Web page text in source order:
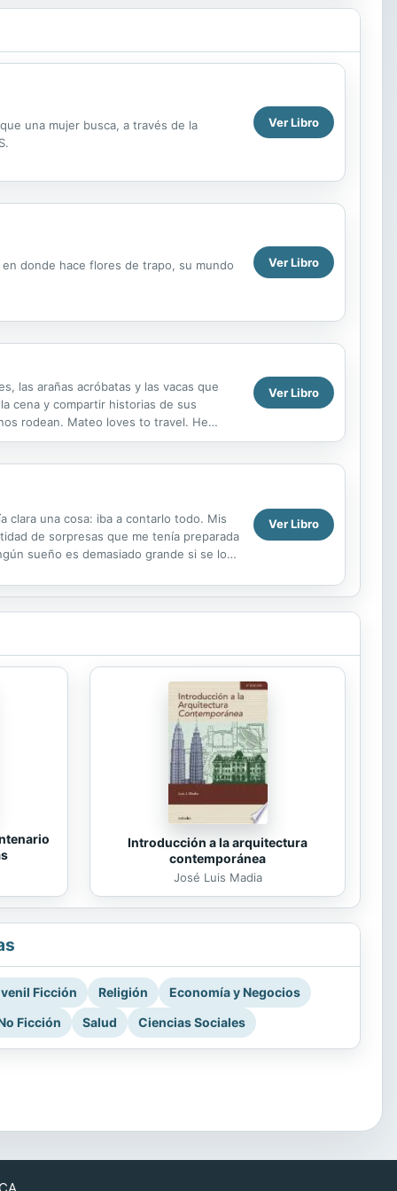
una mujer busca, a través de la
Ver Libro
donde hace flores de trapo, su mundo
Ver Libro
las arañas acróbatas y las vacas que
cena y compartir historias de sus
rodean. Mateo loves to travel. He
Ver Libro
clara una cosa: iba a contarlo todo. Mis
de sorpresas que me tenía preparada
sueño es demasiado grande si se lo
Ver Libro
Introducción a la arquitectura
contemporánea
José Luis Madia
Ficción Religión
Economía y Negocios
Ficción
Salud Ciencias Sociales